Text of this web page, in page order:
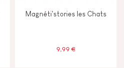
Magnéti'stories les Chats
9,99 €